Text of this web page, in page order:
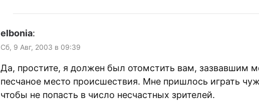
elbonia:
Сб, 9 Авг, 2003 в 09:39
Да, простите, я должен был отомстить вам, зазвавшим
песчаное место происшествия. Мне пришлось играть
чтобы не попасть в число несчастных зрителей.